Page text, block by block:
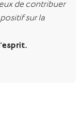
de contribuer
sur la